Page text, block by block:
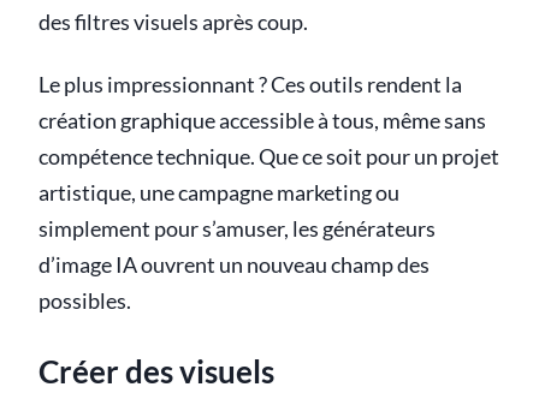
des filtres visuels après coup.
Le plus impressionnant ? Ces outils rendent la
création graphique accessible à tous, même sans
compétence technique. Que ce soit pour un projet
artistique, une campagne marketing ou
simplement pour s’amuser, les générateurs
d’image IA ouvrent un nouveau champ des
possibles.
Créer des visuels